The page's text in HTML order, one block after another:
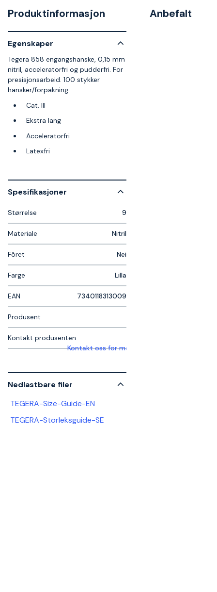
Produktinformasjon
Egenskaper
Tegera 858 engangshanske, 0,15 mm
nitril, acceleratorfri og pudderfri. For
presisjonsarbeid. 100 stykker
hansker/forpakning.
Cat. III
Ekstra lang
Acceleratorfri
Latexfri
Spesifikasjoner
Størrelse 9
Materiale Nitril
Fôret Nei
Farge Lilla
EAN 7340118313009
Produsent
Kontakt produsenten
Kontakt oss for mer informasjon
Nedlastbare filer
TEGERA-Size-Guide-EN
TEGERA-Storleksguide-SE
Anbefalt